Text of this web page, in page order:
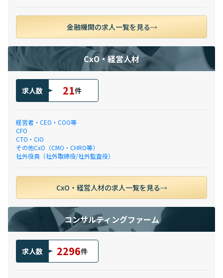
金融機関の求人一覧を見る
CxO・経営人材
求人数 21件
経営者・CEO・COO等
CFO
CTO・CIO
その他CxO（CMO・CHRO等）
社外役員（社外取締役/社外監査役）
CxO・経営人材の求人一覧を見る
コンサルティングファーム
求人数 2296件